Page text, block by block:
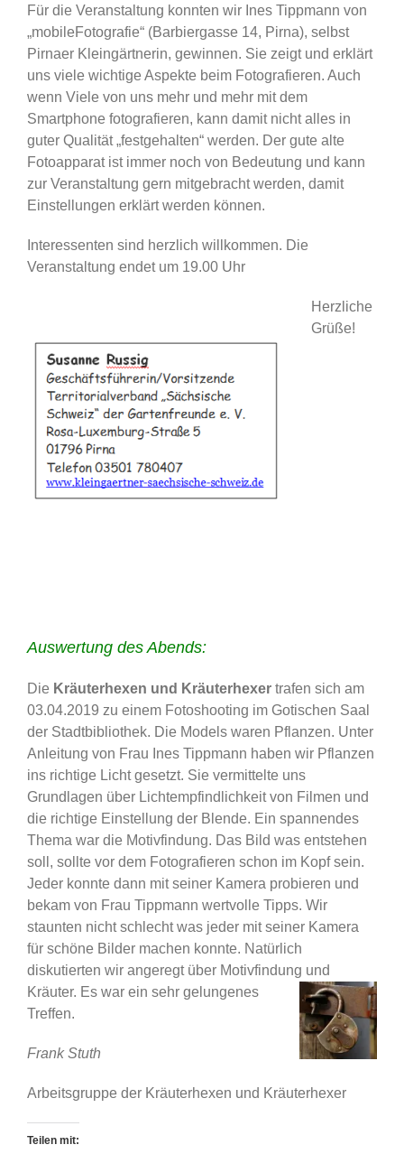
Für die Veranstaltung konnten wir Ines Tippmann von
„mobileFotografie“ (Barbiergasse 14, Pirna), selbst
Pirnaer Kleingärtnerin, gewinnen. Sie zeigt und erklärt
uns viele wichtige Aspekte beim Fotografieren. Auch
wenn Viele von uns mehr und mehr mit dem
Smartphone fotografieren, kann damit nicht alles in
guter Qualität „festgehalten“ werden. Der gute alte
Fotoapparat ist immer noch von Bedeutung und kann
zur Veranstaltung gern mitgebracht werden, damit
Einstellungen erklärt werden können.
Interessenten sind herzlich willkommen. Die
Veranstaltung endet um 19.00 Uhr
Herzliche
Grüße!
Auswertung des Abends:
Die Kräuterhexen und Kräuterhexer trafen sich am
03.04.2019 zu einem Fotoshooting im Gotischen Saal
der Stadtbibliothek. Die Models waren Pflanzen. Unter
Anleitung von Frau Ines Tippmann haben wir Pflanzen
ins richtige Licht gesetzt. Sie vermittelte uns
Grundlagen über Lichtempfindlichkeit von Filmen und
die richtige Einstellung der Blende. Ein spannendes
Thema war die Motivfindung. Das Bild was entstehen
soll, sollte vor dem Fotografieren schon im Kopf sein.
Jeder konnte dann mit seiner Kamera probieren und
bekam von Frau Tippmann wertvolle Tipps. Wir
staunten nicht schlecht was jeder mit seiner Kamera
für schöne Bilder machen konnte. Natürlich
diskutierten wir angeregt über Motivfindung und
Kräuter. Es war ein sehr gelungenes
Treffen.
Frank Stuth
Arbeitsgruppe der Kräuterhexen und Kräuterhexer
Teilen mit: